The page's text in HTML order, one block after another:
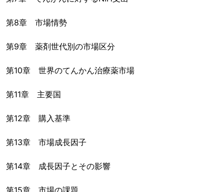
第8章 市場情勢
第9章 薬剤世代別の市場区分
第10章 世界のてんかん治療薬市場
第11章 主要国
第12章 購入基準
第13章 市場成長因子
第14章 成長因子とその影響
第15章 市場の課題